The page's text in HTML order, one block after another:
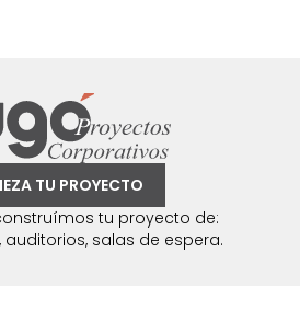
TU PROYECTO
tu proyecto de:
salas de espera.